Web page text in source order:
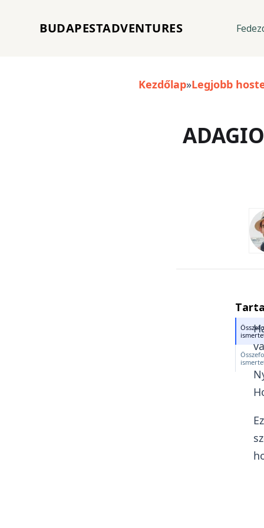
BUDAPESTADVENTURES
Kezdőlap»Legjobb